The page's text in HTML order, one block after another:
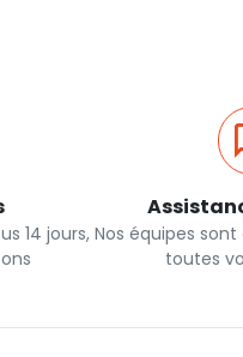
14 jours, Nos équipes
toutes